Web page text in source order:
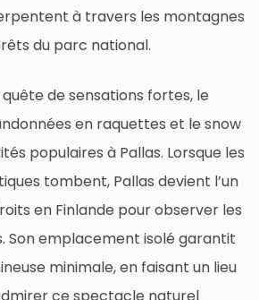
à travers les montagnes
du parc national.
de sensations fortes, le
en raquettes et le snow
populaires à Pallas. Lorsque les
tombent, Pallas devient l’un
en Finlande pour observer les
Son emplacement isolé garantit
minimale, en faisant un lieu